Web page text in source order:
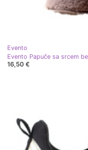
Evento
Evento Papuče sa srcem
16,50 €